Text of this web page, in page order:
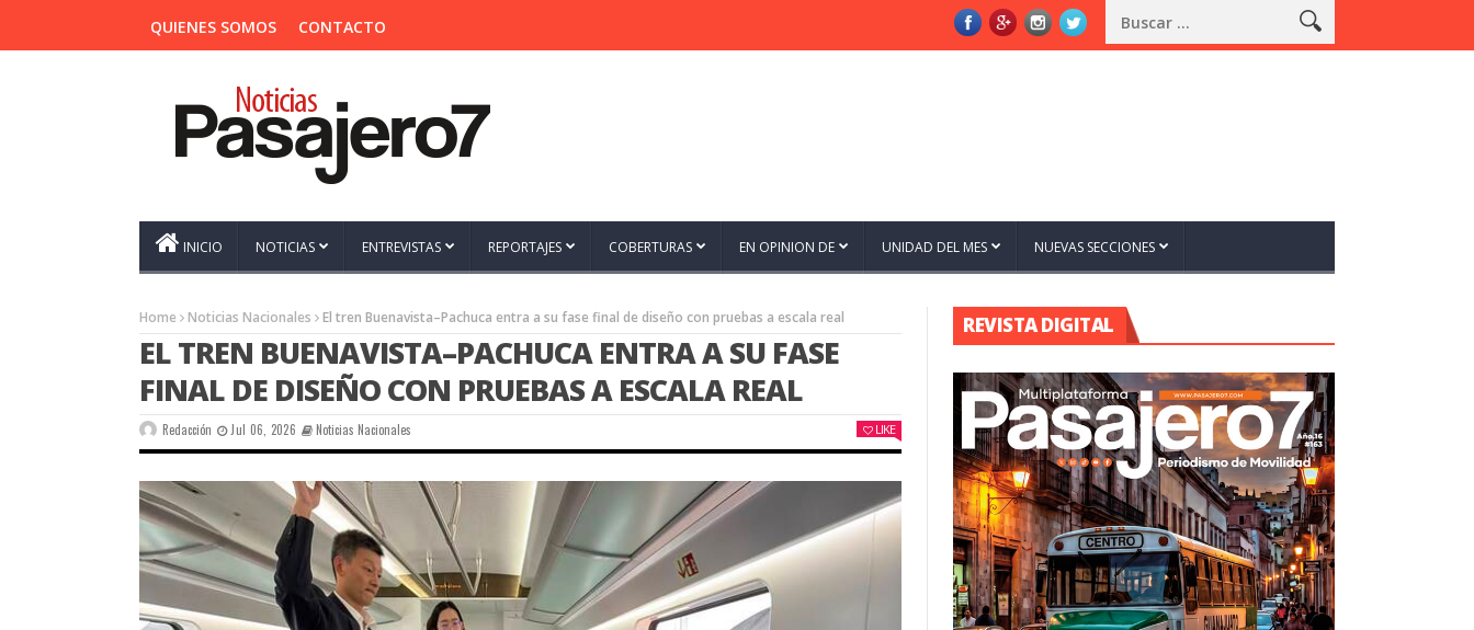
QUIENES SOMOS CONTACTO
INICIO NOTICIAS ENTREVISTAS REPORTAJES COBERTURAS EN OPINION DE UNIDAD DEL MES NUEVAS SECCIONES
Home Noticias Nacionales El tren Buenavista–Pachuca entra a su fase final de diseño con pruebas a escala real
EL TREN BUENAVISTA–PACHUCA ENTRA A SU FASE
FINAL DE DISEÑO CON PRUEBAS A ESCALA REAL
Redacción Jul 06, 2026 Noticias Nacionales LIKE
REVISTA DIGITAL